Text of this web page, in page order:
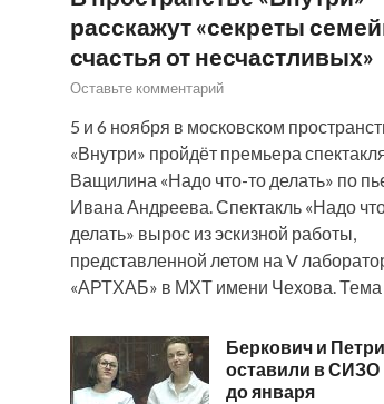
расскажут «секреты
счастья от несчастливых»
Оставьте комментарий
5 и 6 ноября в московском
«Внутри» пройдёт премьера
Ващилина «Надо что-то делать» по
Ивана Андреева. Спектакль «Надо
делать» вырос из эскизной работы,
представленной летом на V
«АРТХАБ» в МХТ имени Чехова. Тема
Беркович и
оставили в СИЗО
до января